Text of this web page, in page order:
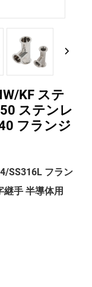
KF ステ
ステンレ
フランジ
SS316L フラン
継手 半導体用